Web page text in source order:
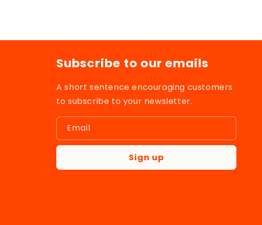
Subscribe to our emails
A short sentence encouraging customers
to subscribe to your newsletter.
Email
Sign up